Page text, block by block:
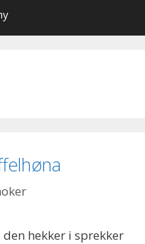
hekker i sprekker